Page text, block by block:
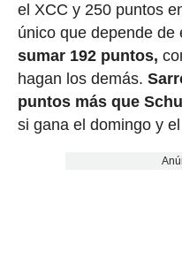
el XCC y 250 puntos
único que depende de
sumar 192 puntos,
hagan los demás.
puntos más que
si gana el domingo y